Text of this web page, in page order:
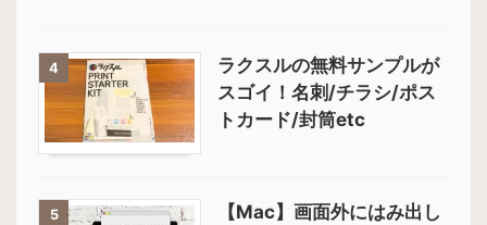
4
ラクスルの無料サンプルが
スゴイ！名刺/チラシ/ポス
トカード/封筒etc
5
【Mac】画面外にはみ出し